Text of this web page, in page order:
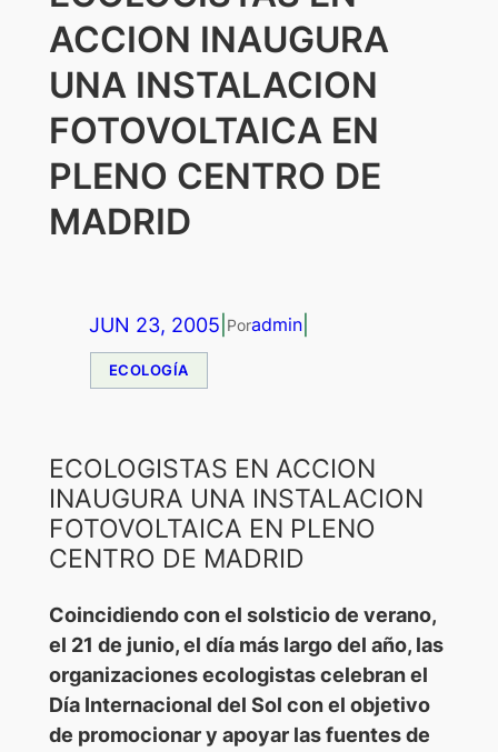
ACCION INAUGURA
UNA INSTALACION
FOTOVOLTAICA EN
PLENO CENTRO DE
MADRID
JUN 23, 2005 Poradmin|
ECOLOGÍA
ECOLOGISTAS EN ACCION
INAUGURA UNA INSTALACION
FOTOVOLTAICA EN PLENO
CENTRO DE MADRID
Coincidiendo con el solsticio de verano,
el 21 de junio, el día más largo del año, las
organizaciones ecologistas celebran el
Día Internacional del Sol con el objetivo
de promocionar y apoyar las fuentes de